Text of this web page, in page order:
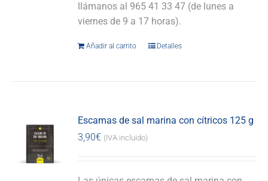
llámanos al 965 41 33 47 (de lunes a
viernes de 9 a 17 horas).
Añadir al carrito Detalles
Escamas de sal marina con cítricos 125 g
3,90€ (IVA incluido)